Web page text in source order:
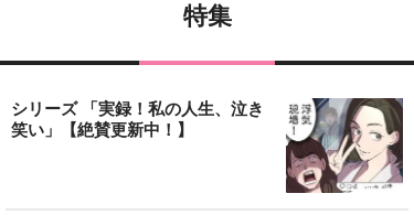
特集
シリーズ 「実録！私の人生、泣き
笑い」【絶賛更新中！】